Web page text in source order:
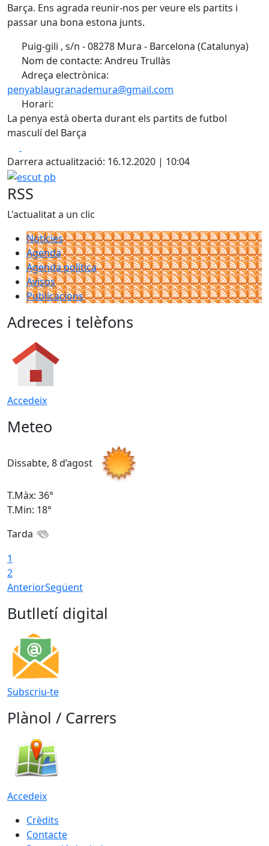
Barça. Ens agrada reunir-nos per veure els partits i
passar una bona estona junts.
Puig-gili , s/n - 08278 Mura - Barcelona (Catalunya)
Nom de contacte: Andreu Trullàs
Adreça electrònica:
penyablaugranademura@gmail.com
Horari:
La penya està oberta durant els partits de futbol
masculí del Barça
Darrera actualització: 16.12.2020 | 10:04
escut pb
RSS
L'actualitat a un clic
Notícies
Agenda
Agenda política
Avisos
Publicacions
Adreces i telèfons
Accedeix
Meteo
Dissabte, 8 d’agost
T.Màx: 36°
T.Min: 18°
Tarda
1
2
AnteriorSegüent
Butlletí digital
Subscriu-te
Plànol / Carrers
Accedeix
Crèdits
Contacte